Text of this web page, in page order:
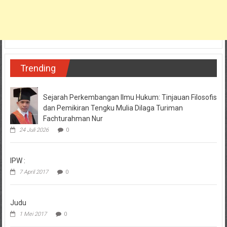
Trending
Sejarah Perkembangan Ilmu Hukum: Tinjauan Filosofis
dan Pemikiran Tengku Mulia Dilaga Turiman
Fachturahman Nur
24 Juli 2026 0
IPW :
7 April 2017 0
Judu
1 Mei 2017 0